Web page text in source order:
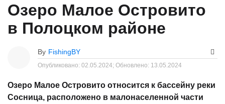
Озеро Малое Островито
в Полоцком районе
By FishingBY
Опубликовано: 02.05.2024; Обновлено: 13.05.2024
Озеро Малое Островито относится к бассейну реки
Сосница, расположено в малонаселенной части